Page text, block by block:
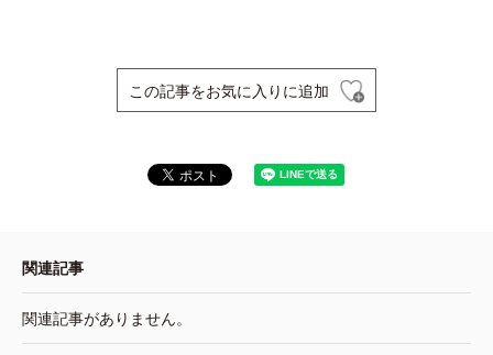
この記事をお気に入りに追加
関連記事
関連記事がありません。